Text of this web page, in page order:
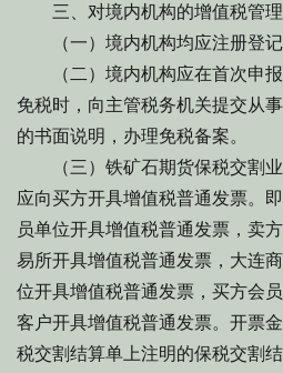
三、对境内机构的增值税管理
（一）境内机构均应注册登记
（二）境内机构应在首次申报
免税时，向主管税务机关提交从
的书面说明，办理免税备案。
（三）铁矿石期货保税交割业
应向买方开具增值税普通发票。
员单位开具增值税普通发票，卖
易所开具增值税普通发票，大连
位开具增值税普通发票，买方会
客户开具增值税普通发票。开票
税交割结算单上注明的保税交割结